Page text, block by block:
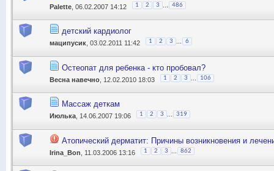
Palette , 06.02.2007 14:12 1 2 3 486
детский кардиолог
маципусик , 03.02.2011 11:42 1 2 3 6
Остеопат для ребенка - кто пробовал?
Весна навечно , 12.02.2010 18:03 1 2 3 106
Массаж деткам
Июлька , 14.06.2007 19:06 1 2 3 319
Атопический дерматит: Причины возникновения и
Irina_Bon , 11.03.2006 13:16 1 2 3 862